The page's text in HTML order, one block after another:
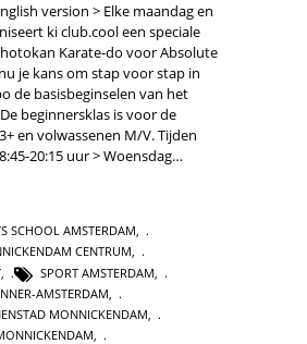
version > Elke maandag en
ki club.cool een speciale
Karate-do voor Absolute
je kans om stap voor stap in
de basisbeginselen van het
beginnersklas is voor de
en volwassenen M/V. Tijden
20:15 uur > Woensdag…
SCHOOL AMSTERDAM,
CENTRUM,
SPORT AMSTERDAM
AMSTERDAM
MONNICKENDAM